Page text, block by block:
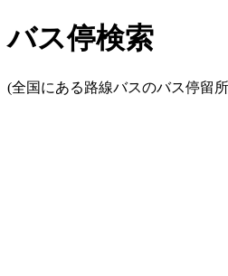
バス停検索
(全国にある路線バスのバス停留